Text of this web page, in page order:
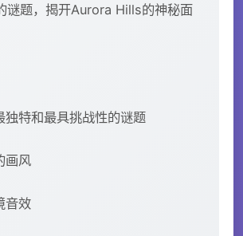
谜题，揭开Aurora Hills的神秘面
独特和最具挑战性的谜题
画风
音效